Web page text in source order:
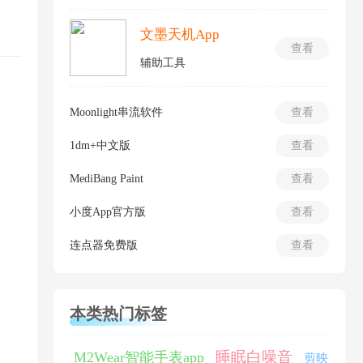
查看
文墨天机App
辅助工具
查看
Moonlight串流软件
查看
1dm+中文版
查看
MediBang Paint
查看
小度App官方版
查看
连点器免费版
本类热门标签
M2Wear智能手表app 睡眠白噪音 剪映